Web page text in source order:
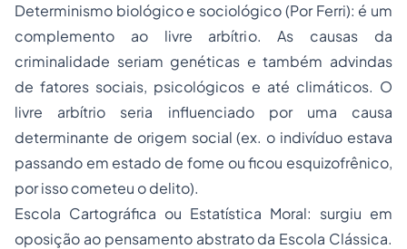
Determinismo biológico e sociológico (Por Ferri): é um
complemento ao livre arbítrio. As causas da
criminalidade seriam genéticas e também advindas
de fatores sociais, psicológicos e até climáticos. O
livre arbítrio seria influenciado por uma causa
determinante de origem social (ex. o indivíduo estava
passando em estado de fome ou ficou esquizofrênico,
por isso cometeu o delito).
Escola Cartográfica ou Estatística Moral: surgiu em
oposição ao pensamento abstrato da Escola Clássica.